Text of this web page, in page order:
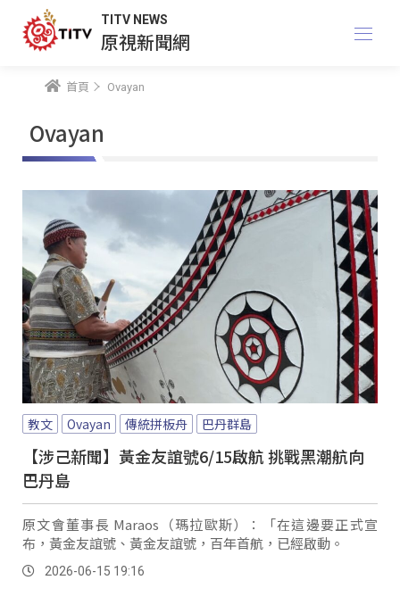
TITV NEWS
原視新聞網
首頁 Ovayan
Ovayan
教文 Ovayan 傳統拼板舟 巴丹群島
【涉己新聞】黃金友誼號6/15啟航 挑戰黑潮航向
巴丹島
原文會董事長 Maraos（瑪拉歐斯）：「在這邊要正式宣
布，黃金友誼號、黃金友誼號，百年首航，已經啟動。
2026-06-15 19:16